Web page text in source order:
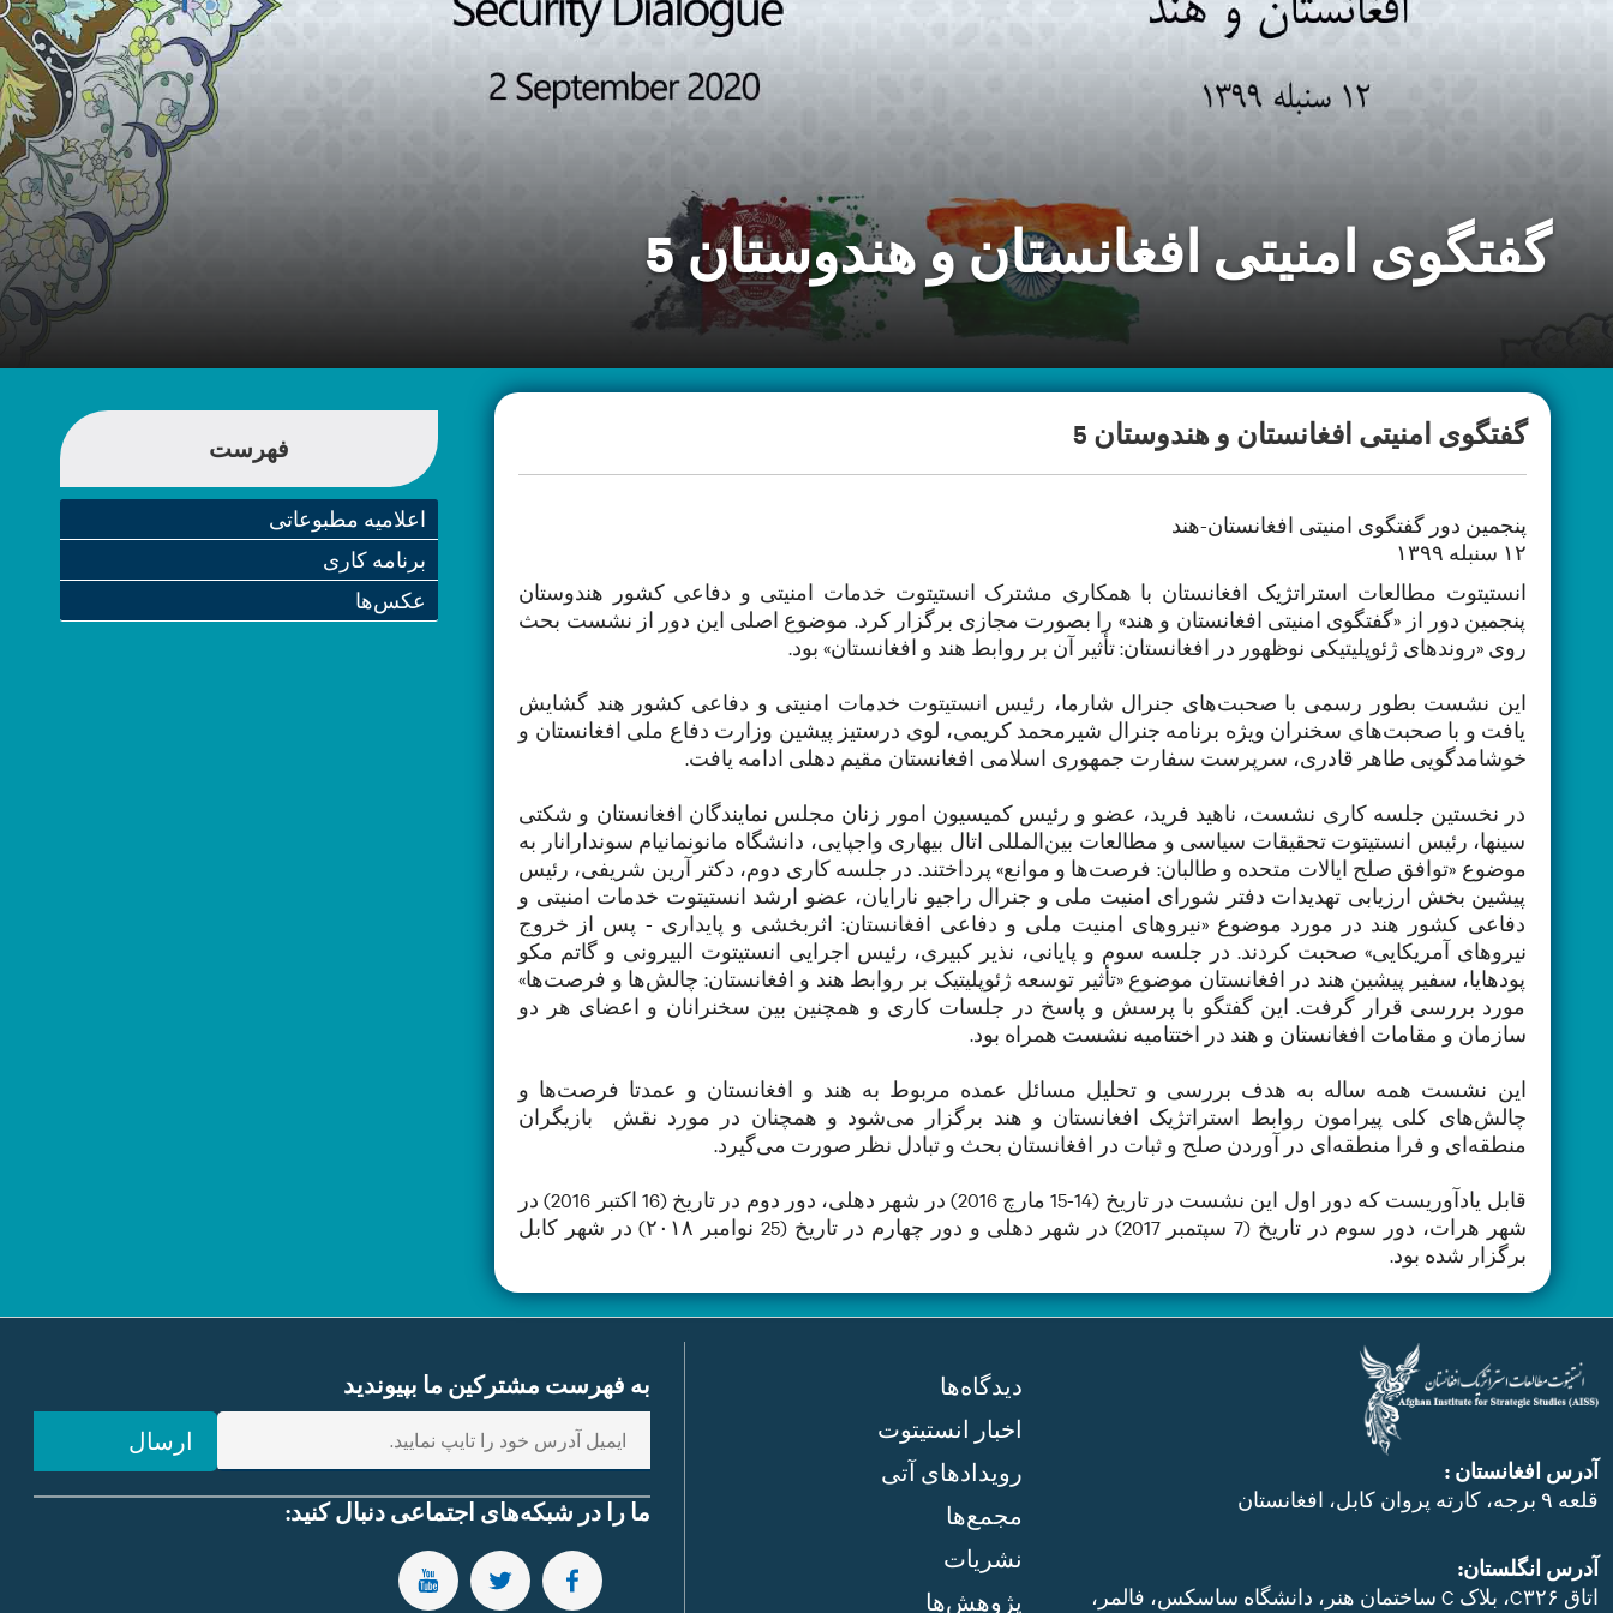
گفتگوی امنیتی افغانستان و هندوستان 5
گفتگوی امنیتی افغانستان و هندوستان 5
پنجمین دور گفتگوی امنیتی افغانستان-هند
۱۲ سنبله ۱۳۹۹
انستیتوت مطالعات استراتژیک افغانستان با همکاری مشترک انستیتوت خدمات امنیتی و دفاعی کشور هندوستان
پنجمین دور از «گفتگوی امنیتی افغانستان و هند» را بصورت مجازی برگزار کرد. موضوع اصلی این دور از نشست بحث
روی «روندهای ژئوپلیتیکی نوظهور در افغانستان: تأثیر آن بر روابط هند و افغانستان» بود.
این نشست بطور رسمی با صحبت‌های جنرال شارما، رئیس انستیتوت خدمات امنیتی و دفاعی کشور هند گشایش
یافت و با صحبت‌های سخنران ویژه برنامه جنرال شیرمحمد کریمی،‌ لوی درستیز پیشین وزارت دفاع ملی افغانستان و
خوشامدگویی طاهر قادری، سرپرست سفارت جمهوری اسلامی افغانستان مقیم دهلی ادامه یافت.
در نخستین جلسه کاری نشست، ناهید فرید، عضو و رئیس کمیسیون امور زنان مجلس نمایندگان افغانستان و شکتی
سینها، رئیس انستیتوت تحقیقات سیاسی و مطالعات بین‌المللی اتال بیهاری واجپایی، دانشگاه مانونمانیام سوندارانار به
موضوع «توافق صلح ایالات متحده و طالبان: فرصت‌ها و موانع» پرداختند. در جلسه کاری دوم،‌ دکتر آرین شریفی،‌ رئیس
پیشین بخش ارزیابی تهدیدات دفتر شورای امنیت ملی و جنرال راجیو نارایان، عضو ارشد انستیتوت خدمات امنیتی و
دفاعی کشور هند در مورد موضوع «نیروهای امنیت ملی و دفاعی افغانستان: اثربخشی و پایداری - پس از خروج
نیروهای آمریکایی» صحبت کردند. در جلسه سوم و پایانی، نذیر کبیری، رئیس اجرایی انستیتوت البیرونی و گاتم مکو
پودهایا، سفیر پیشین هند در افغانستان موضوع «تأثیر توسعه ژئوپلیتیک بر روابط هند و افغانستان: چالش‌ها و فرصت‌ها»
مورد بررسی قرار گرفت. این گفتگو با پرسش و پاسخ در جلسات کاری و همچنین بین سخنرانان و اعضای هر دو
سازمان و مقامات افغانستان و هند در اختتامیه نشست همراه بود.
این نشست همه ساله به هدف بررسی و تحلیل مسائل عمده مربوط به هند و افغانستان و عمدتا فرصت‌ها و
چالش‌های کلی پیرامون روابط استراتژیک افغانستان و هند برگزار می‌شود و همچنان در مورد نقش بازیگران
منطقه‌ای و فرا منطقه‌ای در آوردن صلح و ثبات در افغانستان بحث و تبادل نظر صورت می‌گیرد.
قابل یادآوریست که دور اول این نشست در تاریخ (14-15 مارچ 2016) در شهر دهلی، دور دوم در تاریخ (16 اکتبر 2016) در
شهر هرات، دور سوم در تاریخ (7 سپتمبر 2017) در شهر دهلی و دور چهارم در تاریخ (25 نوامبر ۲۰۱۸) در شهر کابل
برگزار شده بود.
فهرست
اعلامیه مطبوعاتی
برنامه کاری
عکس‌ها
آدرس افغانستان :
قلعه ۹ برجه، کارته پروان کابل، افغانستان
آدرس انگلستان:
اتاق C۳۲۶، بلاک C ساختمان هنر، دانشگاه ساسکس، فالمر،
دیدگاه‌ها
اخبار انستیتوت
رویدادهای آتی
مجمع‌ها
نشریات
پژوهش‌ها
به فهرست مشترکین ما بپیوندید
n
t
e
ارسال
ما را در شبکه‌های اجتماعی دنبال کنید:
FOLLOW US ON FACEBOOK
FOLLOW US ON TWITTER
SUBSCRIBE TO OUR YOUTUBE CHANNEL